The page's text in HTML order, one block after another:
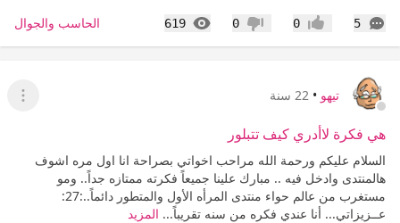
5
التعليقات إعجاب0 عدم إعجاب
0
619
المشاهدات الحاسب والجوال
تيهو • 22 سنة
عرض
هي فكرة لاأدري كيف تتبلور
السلام عليكم ورحمة الله مراحب اخواتي بصراحة انا اول مره اشوف
هالمنتدى وادخل فيه .. مبارك علينا جميعاً فكرته ممتازه جداً.. ومو
مستغرب من عالم حواء منتدى المرأه الأول والمتطور دائماً..:27:
عــزيزاتي... أنا عندي فكره من سنه تقريباً... المزيد